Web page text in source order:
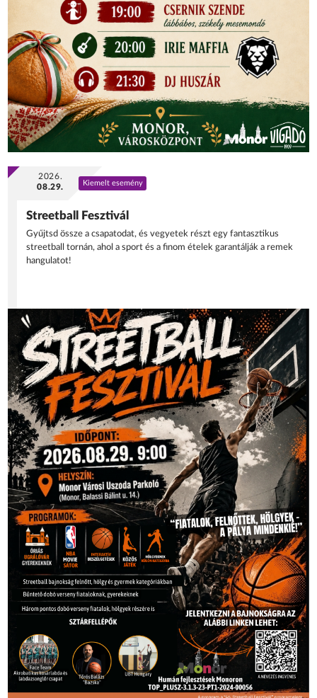
2026.
08.29.
Kiemelt esemény
Streetball Fesztivál
Gyűjtsd össze a csapatodat, és vegyetek részt egy fantasztikus
streetball tornán, ahol a sport és a finom ételek garantálják a remek
hangulatot!